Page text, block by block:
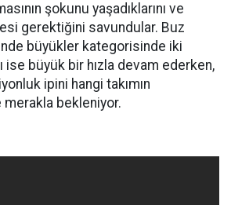
şokunu yaşadıklarını ve
gerektiğini savundular. Buz
büyükler kategorisinde iki
ise büyük bir hızla devam ederken,
ipini hangi takımın
bekleniyor.